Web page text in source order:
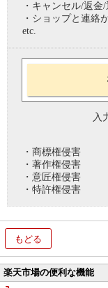
・キャンセル/返金
・ショップと連絡
etc.
入
・商標権侵害
・著作権侵害
・意匠権侵害
・特許権侵害
もどる
楽天市場の便利な機能